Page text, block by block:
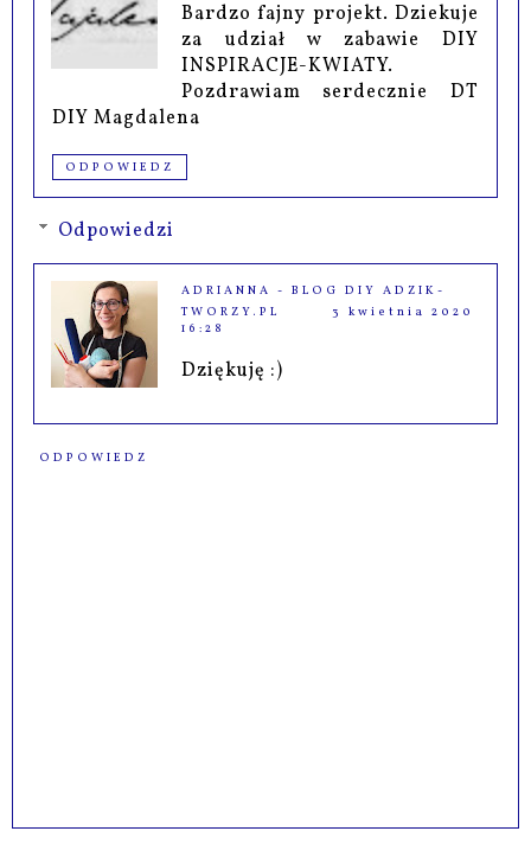
Bardzo fajny projekt. Dziekuje
za udział w zabawie DIY
INSPIRACJE-KWIATY.
Pozdrawiam serdecznie DT
DIY Magdalena
ODPOWIEDZ
Odpowiedzi
ADRIANNA - BLOG DIY ADZIK-
TWORZY.PL
3 kwietnia 2020
16:28
Dziękuję :)
ODPOWIEDZ